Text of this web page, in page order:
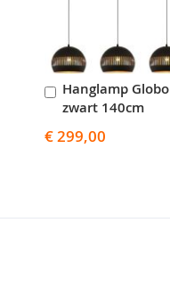
Hanglamp Globo
zwart 140cm
€ 299,00
In
Winkelwagen